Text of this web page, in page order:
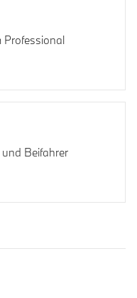
Professional
Beifahrer